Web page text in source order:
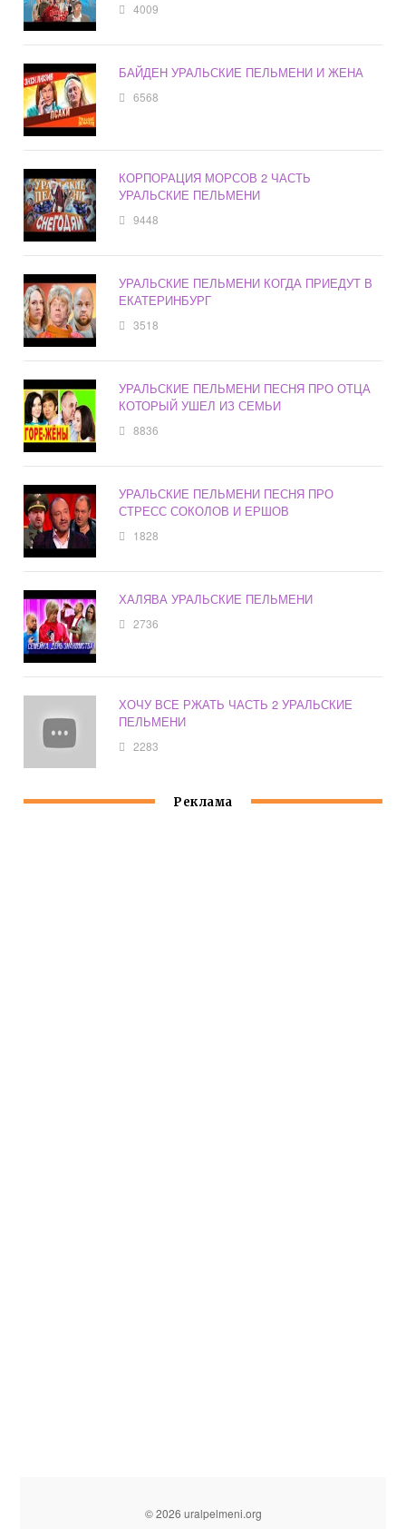
4009
БАЙДЕН УРАЛЬСКИЕ ПЕЛЬМЕНИ И ЖЕНА
6568
КОРПОРАЦИЯ МОРСОВ 2 ЧАСТЬ
УРАЛЬСКИЕ ПЕЛЬМЕНИ
9448
УРАЛЬСКИЕ ПЕЛЬМЕНИ КОГДА ПРИЕДУТ В
ЕКАТЕРИНБУРГ
3518
УРАЛЬСКИЕ ПЕЛЬМЕНИ ПЕСНЯ ПРО ОТЦА
КОТОРЫЙ УШЕЛ ИЗ СЕМЬИ
8836
УРАЛЬСКИЕ ПЕЛЬМЕНИ ПЕСНЯ ПРО
СТРЕСС СОКОЛОВ И ЕРШОВ
1828
ХАЛЯВА УРАЛЬСКИЕ ПЕЛЬМЕНИ
2736
ХОЧУ ВСЕ РЖАТЬ ЧАСТЬ 2 УРАЛЬСКИЕ
ПЕЛЬМЕНИ
2283
Реклама
© 2026 uralpelmeni.org